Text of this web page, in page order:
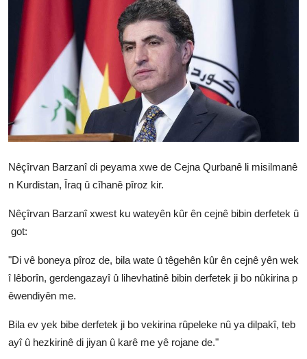
Vidyo
Nivîskar
Arşiv
Têkilî
Nêçîrvan Barzanî di peyama xwe de Cejna Qurbanê li misilmanê
n Kurdistan, Îraq û cîhanê pîroz kir.
Nêçîrvan Barzanî xwest ku wateyên kûr ên cejnê bibin derfetek û
got:
"Di vê boneya pîroz de, bila wate û têgehên kûr ên cejnê yên wek
î lêborîn, gerdengazayî û lihevhatinê bibin derfetek ji bo nûkirina p
êwendiyên me.
Bila ev yek bibe derfetek ji bo vekirina rûpeleke nû ya dilpakî, teb
ayî û hezkirinê di jiyan û karê me yê rojane de."